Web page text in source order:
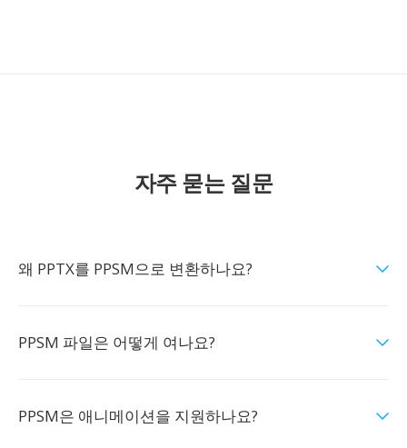
자주 묻는 질문
왜 PPTX를 PPSM으로 변환하나요?
PPSM 파일은 어떻게 여나요?
PPSM은 애니메이션을 지원하나요?